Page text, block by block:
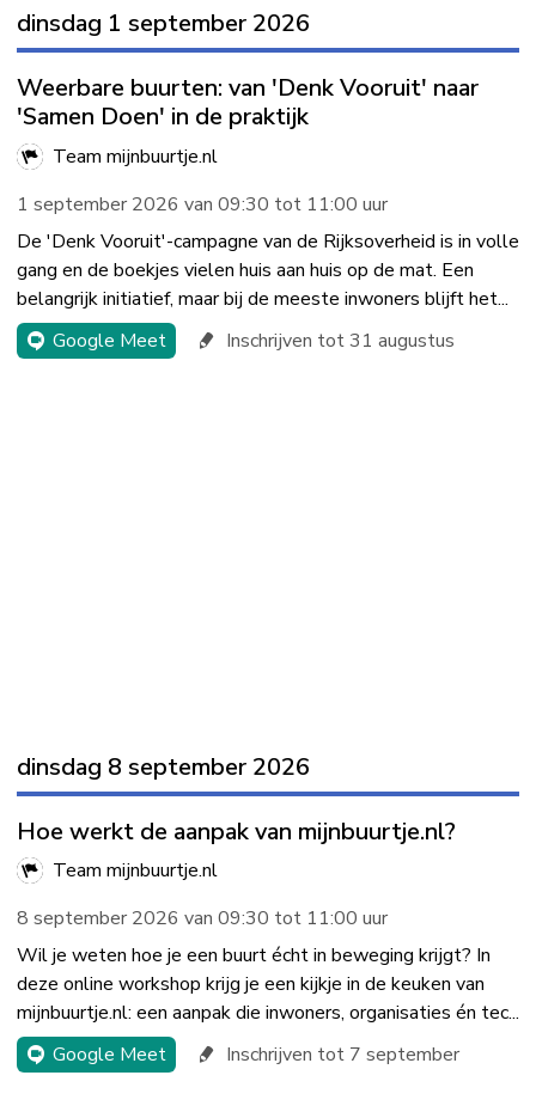
dinsdag 1 september 2026
Weerbare buurten: van 'Denk Vooruit' naar
'Samen Doen' in de praktijk
Team mijnbuurtje.nl
1 september 2026 van 09:30 tot 11:00 uur
De 'Denk Vooruit'-campagne van de Rijksoverheid is in volle
gang en de boekjes vielen huis aan huis op de mat. Een
belangrijk initiatief, maar bij de meeste inwoners blijft het...
Google Meet
Inschrijven tot 31 augustus
dinsdag 8 september 2026
Hoe werkt de aanpak van mijnbuurtje.nl?
Team mijnbuurtje.nl
8 september 2026 van 09:30 tot 11:00 uur
Wil je weten hoe je een buurt écht in beweging krijgt? In
deze online workshop krijg je een kijkje in de keuken van
mijnbuurtje.nl: een aanpak die inwoners, organisaties én tec...
Google Meet
Inschrijven tot 7 september